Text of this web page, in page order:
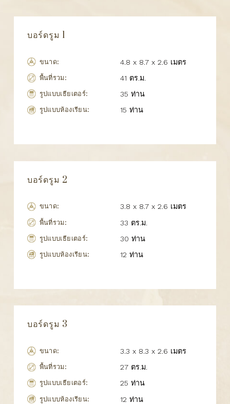
บอร์ดรูม 1
ขนาด: 4.8 x 8.7 x 2.6 เมตร
พื้นที่รวม: 41 ตร.ม.
รูปแบบเธียเตอร์: 35 ท่าน
รูปแบบห้องเรียน: 15 ท่าน
บอร์ดรูม 2
ขนาด: 3.8 x 8.7 x 2.6 เมตร
พื้นที่รวม: 33 ตร.ม.
รูปแบบเธียเตอร์: 30 ท่าน
รูปแบบห้องเรียน: 12 ท่าน
บอร์ดรูม 3
ขนาด: 3.3 x 8.3 x 2.6 เมตร
พื้นที่รวม: 27 ตร.ม.
รูปแบบเธียเตอร์: 25 ท่าน
รูปแบบห้องเรียน: 12 ท่าน